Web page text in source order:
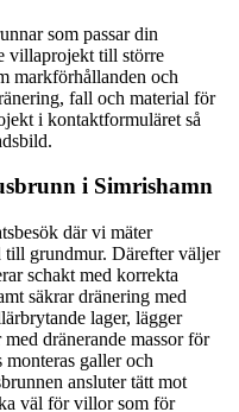
som passar din
villaprojekt till större
markförhållanden och
fall och material för
i kontaktformuläret så
i Simrishamn
där vi mäter
till grundmur. Därefter väljer
schakt med korrekta
säkrar dränering med
lager, lägger
dränerande massor för
galler och
ansluter tätt mot
väl för villor som för